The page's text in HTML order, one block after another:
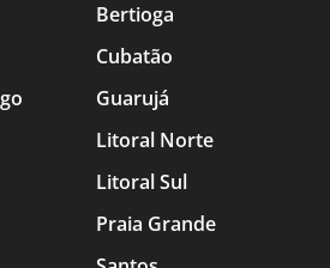
Bertioga
Cubatão
Guarujá
Litoral Norte
Litoral Sul
Praia Grande